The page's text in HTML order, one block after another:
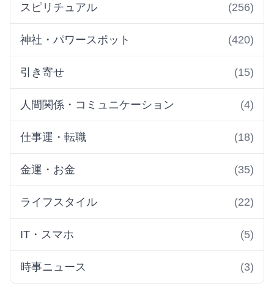
スピリチュアル (256)
神社・パワースポット (420)
引き寄せ (15)
人間関係・コミュニケーション (4)
仕事運・転職 (18)
金運・お金 (35)
ライフスタイル (22)
IT・スマホ (5)
時事ニュース (3)